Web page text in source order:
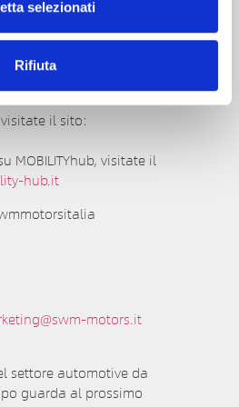
selezionati
Rifiuta
adatte a rispondere
sempre più esigente
il sito:
MOBILITYhub, visitate il
hub.it
motors.it
settore automotive da
guarda al prossimo